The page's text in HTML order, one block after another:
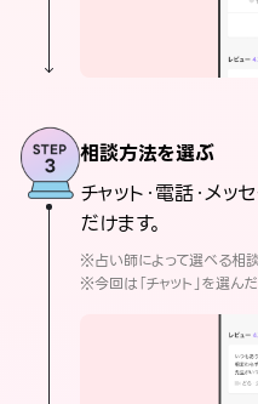
相談方法を選ぶ
チャット・電話・メ
だけます。
※占い師によって選べる相
※今回は「チャット」を選ん